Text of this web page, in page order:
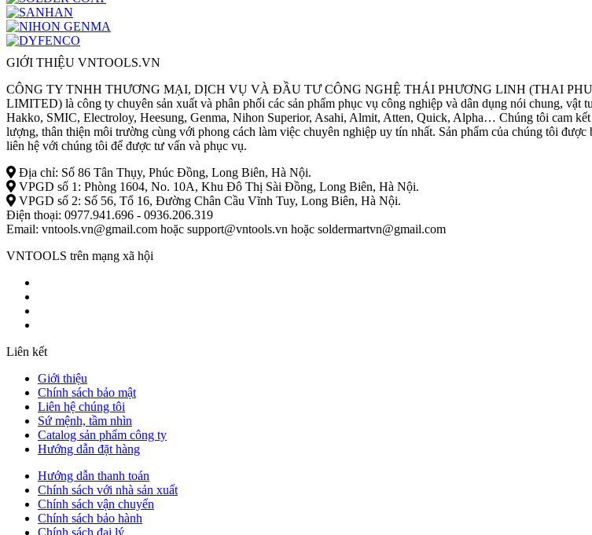
GIỚI THIỆU VNTOOLS.VN
CÔNG TY TNHH THƯƠNG MẠI, DỊCH VỤ VÀ ĐẦU TƯ CÔNG NGHỆ THÁI PHƯƠNG LINH (THAI
LIMITED) là công ty chuyên sản xuất và phân phối các sản phẩm phục vụ công nghiệp và dân dụng nói chung, vật
Hakko, SMIC, Electroloy, Heesung, Genma, Nihon Superior, Asahi, Almit, Atten, Quick, Alpha… Chúng tôi cam
lượng, thân thiện môi trường cùng với phong cách làm việc chuyên nghiệp uy tín nhất. Sản phẩm của chúng tôi
liên hệ với chúng tôi để được tư vấn và phục vụ.
Địa chỉ: Số 86 Tân Thụy, Phúc Đồng, Long Biên, Hà Nội.
VPGD số 1: Phòng 1604, No. 10A, Khu Đô Thị Sài Đồng, Long Biên, Hà Nội.
VPGD số 2: Số 56, Tổ 16, Đường Chân Cầu Vĩnh Tuy, Long Biên, Hà Nội.
Điện thoại: 0977.941.696 - 0936.206.319
Email: vntools.vn@gmail.com hoặc support@vntools.vn hoặc soldermartvn@gmail.com
VNTOOLS trên mạng xã hội
Liên kết
Giới thiệu
Chính sách bảo mật
Liên hệ chúng tôi
Sứ mệnh, tầm nhìn
Catalog sản phẩm công ty
Hướng dẫn đặt hàng
Hướng dẫn thanh toán
Chính sách với nhà sản xuất
Chính sách vận chuyển
Chính sách bảo hành
Chính sách đại lý